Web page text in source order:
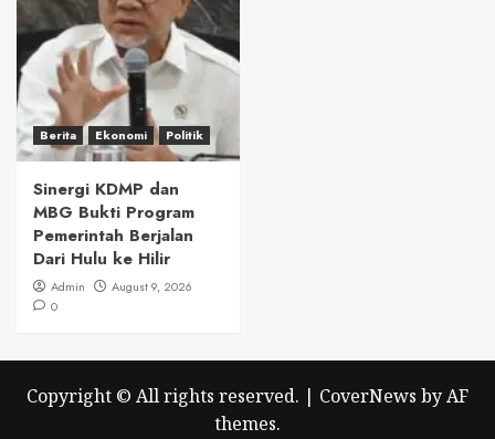
Berita Ekonomi Politik
Sinergi KDMP dan
MBG Bukti Program
Pemerintah Berjalan
Dari Hulu ke Hilir
Admin
August 9, 2026
0
Copyright © All rights reserved. | CoverNews by AF
themes.